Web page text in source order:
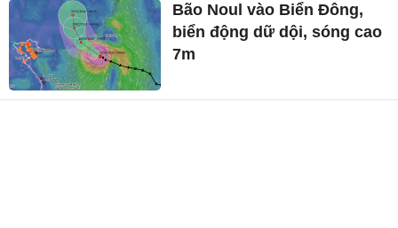
Bão Noul vào Biển Đông,
biển động dữ dội, sóng cao
7m